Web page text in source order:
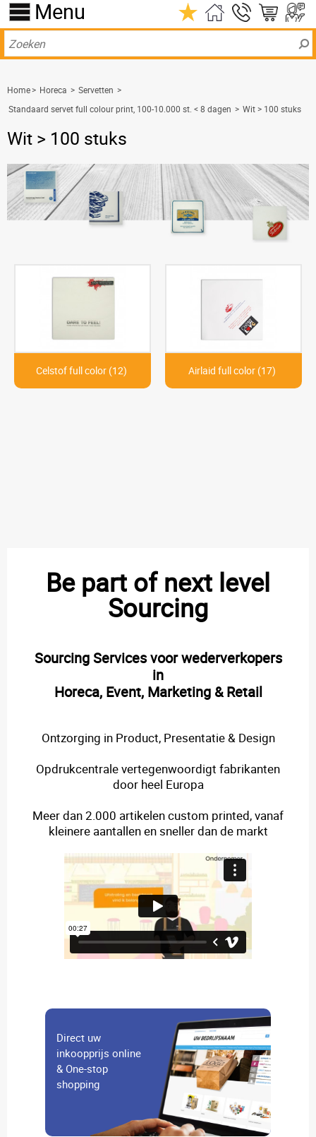
Menu
Home> Horeca > Servetten >
Standaard servet full colour print, 100-10.000 st. < 8 dagen > Wit > 100 stuks
Wit > 100 stuks
Celstof full color (12) Airlaid full color (17)
Be part of next level
Sourcing
Sourcing Services voor wederverkopers
in
Horeca, Event, Marketing & Retail
Ontzorging in Product, Presentatie & Design
Opdrukcentrale vertegenwoordigt fabrikanten
door heel Europa
Meer dan 2.000 artikelen custom printed, vanaf
kleinere aantallen en sneller dan de markt
Direct uw
inkoopprijs online
& One-stop
shopping